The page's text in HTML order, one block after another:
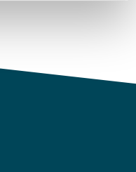
del sitio web con
publicidad y análisis